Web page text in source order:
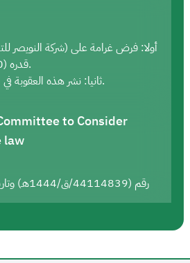
أولا: فرض غرامة على (شركة النويصر
قدره (20,000) ريال سعودي.
ثانيا: نشر هذه العقوبة في الموقع الإلكتروني للهيئة.
to Consider
law
رقم (44114839/ق/1444هـ) وتاريخ (21/10/1444هـ)